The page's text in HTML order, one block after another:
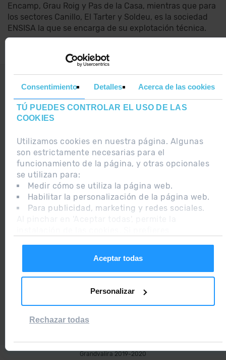
Consentimiento Detalles Acerca de las cookies
TÚ PUEDES CONTROLAR EL USO DE LAS
COOKIES
Utilizamos cookies en nuestra página. Algunas
son estrictamente necesarias para el
funcionamiento de la página, y otras opcionales
se utilizan para:
Medir cómo se utiliza la página web.
Habilitar la personalización de la página web.
Para publicidad, marketing y redes sociales.
Aceptar todas
Personalizar
Rechazar todas
Encamp, Grau Roig y Pas de la Casa, mientras que para
los sectores Canillo, El Tarter y Soldeu, es la sociedad
ENSISA la que se encarga de su explotación técnica.
NOTA LEGAL
¿ TIENES ALGUNA DUDA ?
2015 ANDORRA
BEST SKI
RESORT
CERTIFICADO
2019RGPDUE / LSSI
Grandvalira 2019-2020